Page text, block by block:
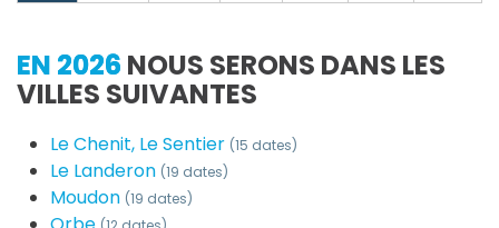
EN 2026 NOUS SERONS DANS LES
VILLES SUIVANTES
Le Chenit, Le Sentier (15 dates)
Le Landeron (19 dates)
Moudon (19 dates)